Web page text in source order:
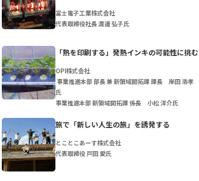
富士電子工業株式会社
代表取締役社長 渡邊 弘子氏
「熱を印刷する」発熱インキの可能性に挑む
OPI株式会社
事業推進本部 部長 兼 新領域開拓課 課長 岸田 浩孝
氏
事業推進本部 新領域開拓課 係長 小松 洋介氏
旅で「新しい人生の旅」を誘発する
とことこあーす株式会社
代表取締役 戸田 愛氏